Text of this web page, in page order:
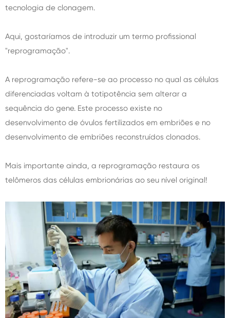
tecnologia de clonagem.
Aqui, gostaríamos de introduzir um termo profissional
"reprogramação".
A reprogramação refere-se ao processo no qual as células
diferenciadas voltam à totipotência sem alterar a
sequência do gene. Este processo existe no
desenvolvimento de óvulos fertilizados em embriões e no
desenvolvimento de embriões reconstruídos clonados.
Mais importante ainda, a reprogramação restaura os
telômeros das células embrionárias ao seu nível original!